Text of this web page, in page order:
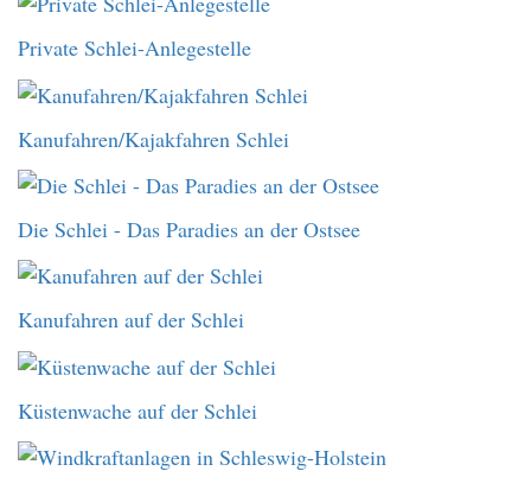
Private Schlei-Anlegestelle
Kanufahren/Kajakfahren Schlei
Die Schlei - Das Paradies an der Ostsee
Kanufahren auf der Schlei
Küstenwache auf der Schlei